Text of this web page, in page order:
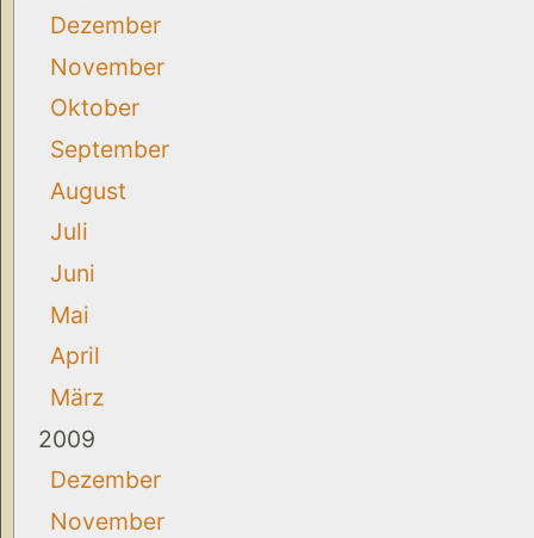
Dezember
November
Oktober
September
August
Juli
Juni
Mai
April
März
2009
Dezember
November